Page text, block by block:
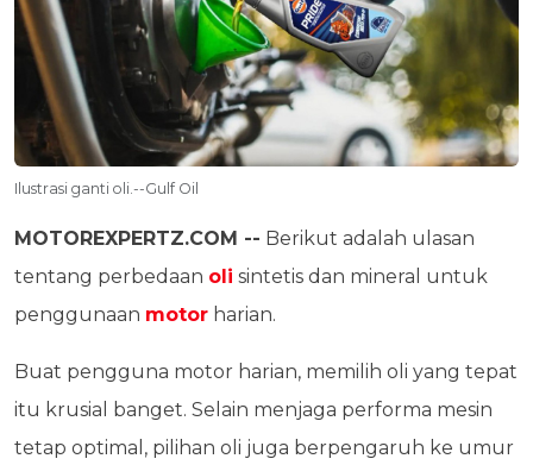
Ilustrasi ganti oli.--Gulf Oil
MOTOREXPERTZ.COM -- Berikut adalah ulasan
tentang perbedaan oli sintetis dan mineral untuk
penggunaan motor harian.
Buat pengguna motor harian, memilih oli yang tepat
itu krusial banget. Selain menjaga performa mesin
tetap optimal, pilihan oli juga berpengaruh ke umur